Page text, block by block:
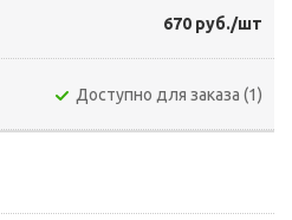
670 руб./шт
Доступно для заказа (1)